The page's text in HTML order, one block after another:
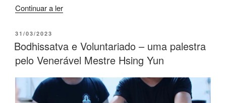
Continuar a ler
31/03/2023
Bodhissatva e Voluntariado – uma palestra
pelo Venerável Mestre Hsing Yun